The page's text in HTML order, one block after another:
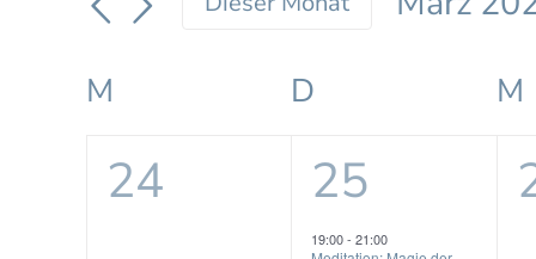
wählen.
Kalender
von
Veranstaltungen
M D M
0
24
1
25
19:00-21:00